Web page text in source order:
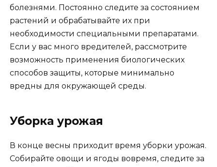
болезнями. Постоянно следите за состоянием
растений и обрабатывайте их при
необходимости специальными препаратами.
Если у вас много вредителей, рассмотрите
возможность применения биологических
способов защиты, которые минимально
вредны для окружающей среды.
Уборка урожая
В конце весны приходит время уборки урожая.
Собирайте овощи и ягоды вовремя, следите за